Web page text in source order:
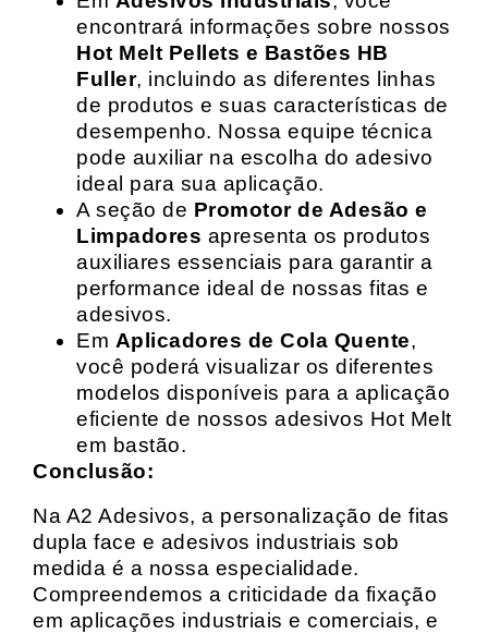
encontrará informações sobre nossos
Hot Melt Pellets e Bastões HB
Fuller, incluindo as diferentes linhas
de produtos e suas características de
desempenho. Nossa equipe técnica
pode auxiliar na escolha do adesivo
ideal para sua aplicação.
A seção de Promotor de Adesão e
Limpadores apresenta os produtos
auxiliares essenciais para garantir a
performance ideal de nossas fitas e
adesivos.
Em Aplicadores de Cola Quente,
você poderá visualizar os diferentes
modelos disponíveis para a aplicação
eficiente de nossos adesivos Hot Melt
em bastão.
Conclusão:
Na A2 Adesivos, a personalização de fitas
dupla face e adesivos industriais sob
medida é a nossa especialidade.
Compreendemos a criticidade da fixação
em aplicações industriais e comerciais, e